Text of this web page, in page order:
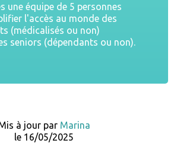
une équipe de 5 personnes
l'accès au monde des
(médicalisés ou non)
seniors (dépendants ou non).
à jour par Marina
le 16/05/2025